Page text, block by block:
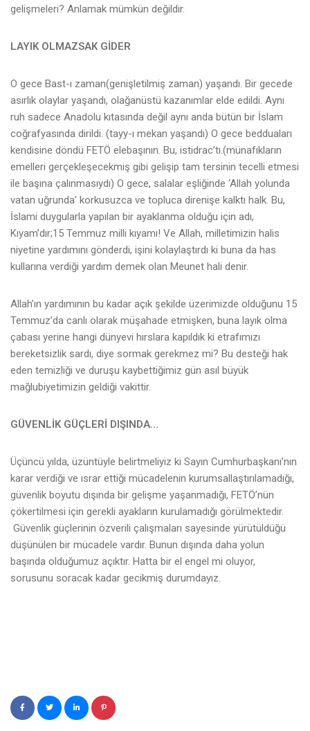
gelişmeleri? Anlamak mümkün değildir.
LAYIK OLMAZSAK GİDER
O gece Bast-ı zaman(genişletilmiş zaman) yaşandı. Bir gecede
asırlık olaylar yaşandı, olağanüstü kazanımlar elde edildi. Aynı
ruh sadece Anadolu kıtasında değil aynı anda bütün bir İslam
coğrafyasında dirildi. (tayy-ı mekan yaşandı) O gece bedduaları
kendisine döndü FETÖ elebaşının. Bu, istidrac’tı.(münafıkların
emelleri gerçekleşecekmiş gibi gelişip tam tersinin tecelli etmesi
ile başına çalınmasıydı) O gece, salalar eşliğinde ‘Allah yolunda
vatan uğrunda’ korkusuzca ve topluca direnişe kalktı halk. Bu,
İslami duygularla yapılan bir ayaklanma olduğu için adı,
Kıyam’dır;15 Temmuz milli kıyamı! Ve Allah, milletimizin halis
niyetine yardımını gönderdi, işini kolaylaştırdı ki buna da has
kullarına verdiği yardım demek olan Meunet hali denir.
Allah’ın yardımının bu kadar açık şekilde üzerimizde olduğunu 15
Temmuz’da canlı olarak müşahade etmişken, buna layık olma
çabası yerine hangi dünyevi hırslara kapıldık ki etrafımızı
bereketsizlik sardı, diye sormak gerekmez mi? Bu desteği hak
eden temizliği ve duruşu kaybettiğimiz gün asıl büyük
mağlubiyetimizin geldiği vakittir.
GÜVENLİK GÜÇLERİ DIŞINDA…
Üçüncü yılda, üzüntüyle belirtmeliyiz ki Sayın Cumhurbaşkanı’nın
karar verdiği ve ısrar ettiği mücadelenin kurumsallaştırılamadığı,
güvenlik boyutu dışında bir gelişme yaşanmadığı, FETÖ’nün
çökertilmesi için gerekli ayakların kurulamadığı görülmektedir.
Güvenlik güçlerinin özverili çalışmaları sayesinde yürütüldüğü
düşünülen bir mücadele vardır. Bunun dışında daha yolun
başında olduğumuz açıktır. Hatta bir el engel mi oluyor,
sorusunu soracak kadar gecikmiş durumdayız.